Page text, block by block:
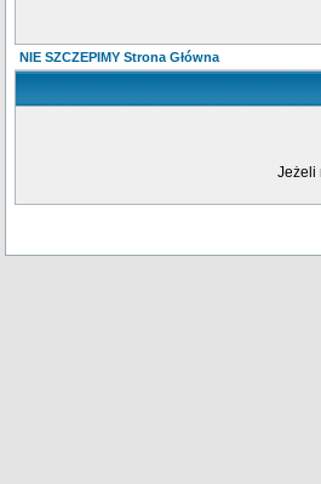
NIE SZCZEPIMY Strona Główna
Jeżeli